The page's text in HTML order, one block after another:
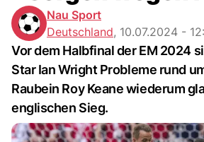
Nau Sport
Deutschland, 10.07.2024 -
Vor dem Halbfinal der EM 2024
Star Ian Wright Probleme rund
Raubein Roy Keane wiederum
englischen Sieg.